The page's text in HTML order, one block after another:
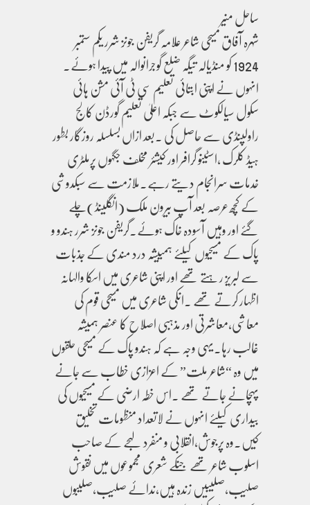
ساحل منیر
شہرہ آفاق مسیحی شاعر علامہ گریفن جونز شرر یکم ستمبر
1924 کو منڈیالہ تیگہ ضلع گوجرانوالہ میں پیدا ہوئے۔
انہوں نے اپنی ابتائی تعلیم سی ٹی آئی مشن ہائی
سکول سیالکوٹ سے جبکہ اعلیٰ تعلیم گورڈن کالج
راولپنڈی سے حاصل کی ۔بعد ازاں بسلسلہ روزگار بطور
ہیڈ کلرک ،اسٹینو گرافر اور کیشئر مخلف جگہوں پرملٹری
خدمات سرانجام دیتے رہے۔ملازمت سے سبکدوشی
کے کچھ عرصہ بعد آپ بیرون ملک (انگلینڈ)چلے
گئے اور وہیں آسودہ خاک ہوئے۔گریفن جونز شرر ہندو و
پاک کے مسیحیوں کیلئے ہمییشہ درد مندی کے جذبات
سے لبریز رہتے تھے اور اپنی شاعری میں اسکا والہانہ
اظہار کرتے تھے ۔انکی شاعری میں مسیحی قوم کی
معاشی،معاشرتی اور مذہبی اصلاح کا عنصر ہمیشہ
غالب رہا۔یہی وجہ ہے کہ ہندو پاک کے مسیحی حلقوں
میں وہ “شاعر ملت” کے اعزازی خطاب سے جانے
پہچانے جاتے تھے ۔اس خطہ ارضی کے مسیحیوں کی
بیداری کیلئے انہوں نے لاتعداد منظومات تخلیق
کیں۔وہ پرجوش،انقلابی و منفرد لہجے کے صاحب
اسلوب شاعر تھے جنکے شعری مجموعوں میں نقوش
صلیب،صلیبیں زندہ ہیں،ندائے صلیب،صلیبوں